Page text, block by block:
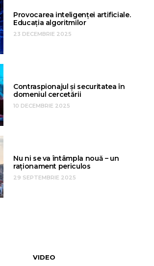
Provocarea inteligenței artificiale.
Educația algoritmilor
23 DECEMBRIE 2025
Contraspionajul și securitatea în
domeniul cercetării
10 DECEMBRIE 2025
Nu ni se va întâmpla nouă – un
raționament periculos
29 SEPTEMBRIE 2025
VIDEO